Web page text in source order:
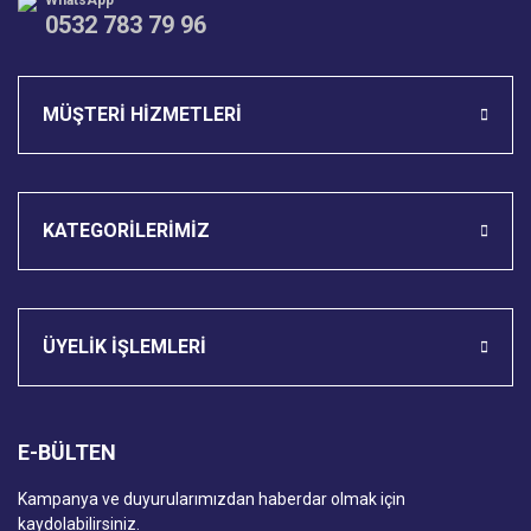
0532 783 79 96
MÜŞTERİ HİZMETLERİ
KATEGORİLERİMİZ
ÜYELİK İŞLEMLERİ
E-BÜLTEN
Kampanya ve duyurularımızdan haberdar olmak için
kaydolabilirsiniz.